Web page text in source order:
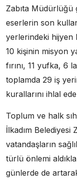
Zabıta Müdürlüğü
eserlerin son
yerlerindeki hijyen
10 kişinin misyon
fırını, 11 yufka, 6
toplamda 29 iş
kurallarını ihlal
Toplum ve halk
İlkadım Belediyesi
vatandaşların
türlü önlemi
günlerde de